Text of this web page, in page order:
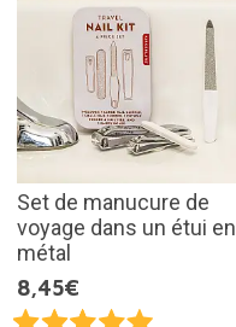
Set de manucure de
voyage dans un étui en
métal
8,45€